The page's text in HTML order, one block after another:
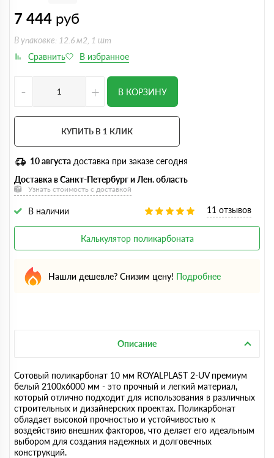
7 444 руб
В упаковке: 12.6 м2, 1 шт
- + В КОРЗИНУ
КУПИТЬ В 1 КЛИК
10 августа доставка при заказе сегодня
Доставка в Санкт-Петербург и Лен. область
Узнать стоимость с доставкой
В наличии 11 отзывов
Калькулятор поликарбоната
Нашли дешевле? Снизим цену! Подробнее
Описание
Сотовый поликарбонат 10 мм ROYALPLAST 2-UV премиум
белый 2100х6000 мм - это прочный и легкий материал,
который отлично подходит для использования в различных
строительных и дизайнерских проектах. Поликарбонат
обладает высокой прочностью и устойчивостью к
воздействию внешних факторов, что делает его идеальным
выбором для создания надежных и долговечных
конструкций.